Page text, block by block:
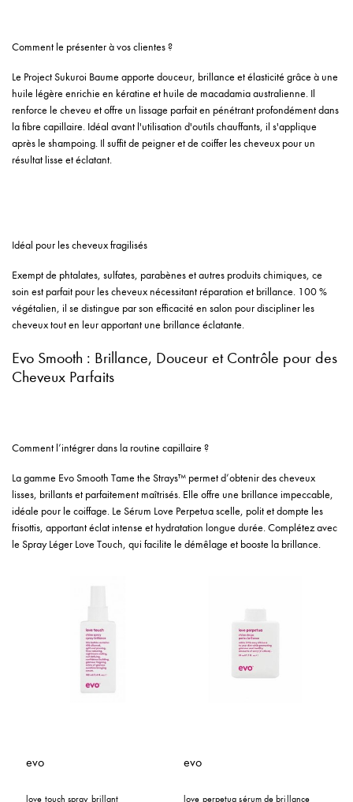
Comment le présenter à vos clientes ?
Le Project Sukuroi Baume apporte douceur, brillance et élasticité grâce à une
huile légère enrichie en kératine et huile de macadamia australienne. Il
renforce le cheveu et offre un lissage parfait en pénétrant profondément dans
la fibre capillaire. Idéal avant l'utilisation d'outils chauffants, il s'applique
après le shampoing. Il suffit de peigner et de coiffer les cheveux pour un
résultat lisse et éclatant.
Idéal pour les cheveux fragilisés
Exempt de phtalates, sulfates, parabènes et autres produits chimiques, ce
soin est parfait pour les cheveux nécessitant réparation et brillance. 100 %
végétalien, il se distingue par son efficacité en salon pour discipliner les
cheveux tout en leur apportant une brillance éclatante.
Evo Smooth : Brillance, Douceur et Contrôle pour des
Cheveux Parfaits
Comment l’intégrer dans la routine capillaire ?
La gamme Evo Smooth Tame the Strays™ permet d’obtenir des cheveux
lisses, brillants et parfaitement maîtrisés. Elle offre une brillance impeccable,
idéale pour le coiffage. Le Sérum Love Perpetua scelle, polit et dompte les
frisottis, apportant éclat intense et hydratation longue durée. Complétez avec
le Spray Léger Love Touch, qui facilite le démêlage et booste la brillance.
evo
love touch spray brillant
evo
love perpetua sérum de brillance